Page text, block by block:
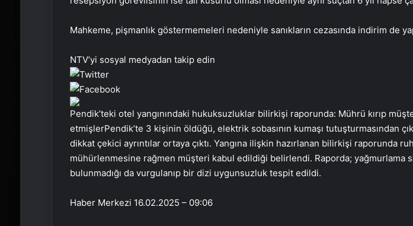
Mahkeme, pişmanlık göstermemeleri nedeniyle sanıkların cezasında indirim de
NTV’yi sosyal medyadan takip edin
Pendik’teki otel yangınındaki hukuksuzluklar bilirkişi raporunda: Mührü kırıp
etmişlerPendik’te 3 kişinin öldüğü, elektrik sobasının kumaşı tutuşturmasından
dikkat çekici ayrıntılar ortaya çıktı. Yangına ilişkin hazırlanan bilirkişi raporunda
mühürlenmesine rağmen müşteri kabul edildiği belirlendi. Raporda; yağmurlama
bulunmadığı da vurgulanıp bir dizi uygunsuzluk tespit edildi.
Haber Merkezi 16.02.2025 – 09:06